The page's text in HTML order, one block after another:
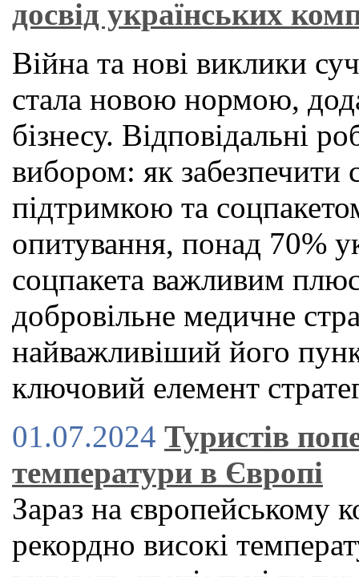
досвід українських
Війна та нові виклики
стала новою нормою,
бізнесу. Відповідальні
вибором: як забезпечити
підтримкою та
опитування, понад 70%
соцпакета важливим
добровільне медичне
найважливіший його
ключовий елемент
01.07.2024 Туристів
температури в Європі
Зараз на європейському
рекордно високі